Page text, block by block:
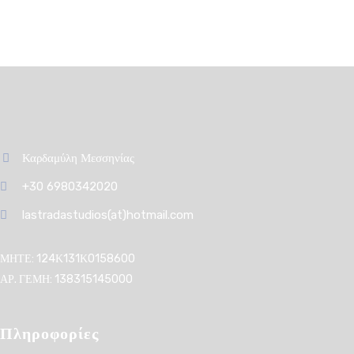
Καρδαμύλη Μεσσηνίας
+30 6980342020
lastradastudios(at)hotmail.com
ΜΗΤΕ: 124Κ131Κ0158600
ΑΡ. ΓΕΜΗ: 138315145000
Πληροφορίες